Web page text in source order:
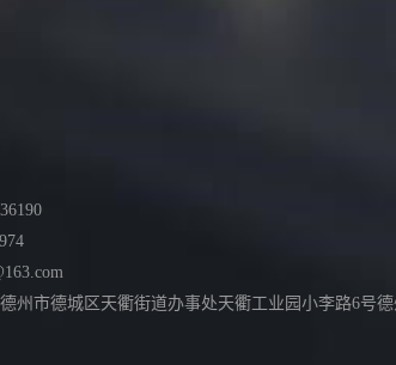
州市德城区天衢街道办事处天衢工业园小李路6号